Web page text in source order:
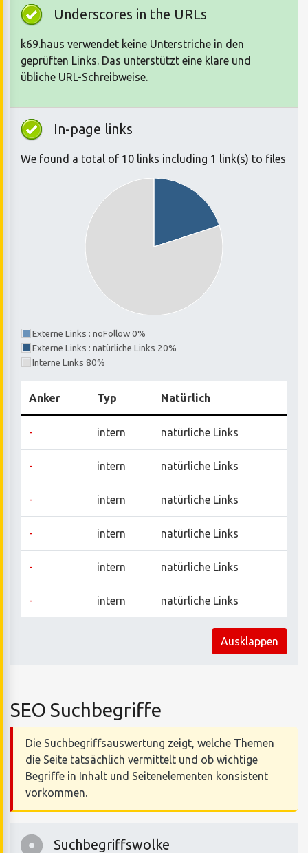
Underscores in the URLs
k69.haus verwendet keine Unterstriche in den
geprüften Links. Das unterstützt eine klare und
übliche URL-Schreibweise.
In-page links
We found a total of 10 links including 1 link(s) to files
Externe Links : noFollow 0%
Externe Links : natürliche Links 20%
Interne Links 80%
Anker Typ Natürlich
- intern natürliche Links
- intern natürliche Links
- intern natürliche Links
- intern natürliche Links
- intern natürliche Links
- intern natürliche Links
Ausklappen
SEO Suchbegriffe
Die Suchbegriffsauswertung zeigt, welche Themen
die Seite tatsächlich vermittelt und ob wichtige
Begriffe in Inhalt und Seitenelementen konsistent
vorkommen.
Suchbegriffswolke